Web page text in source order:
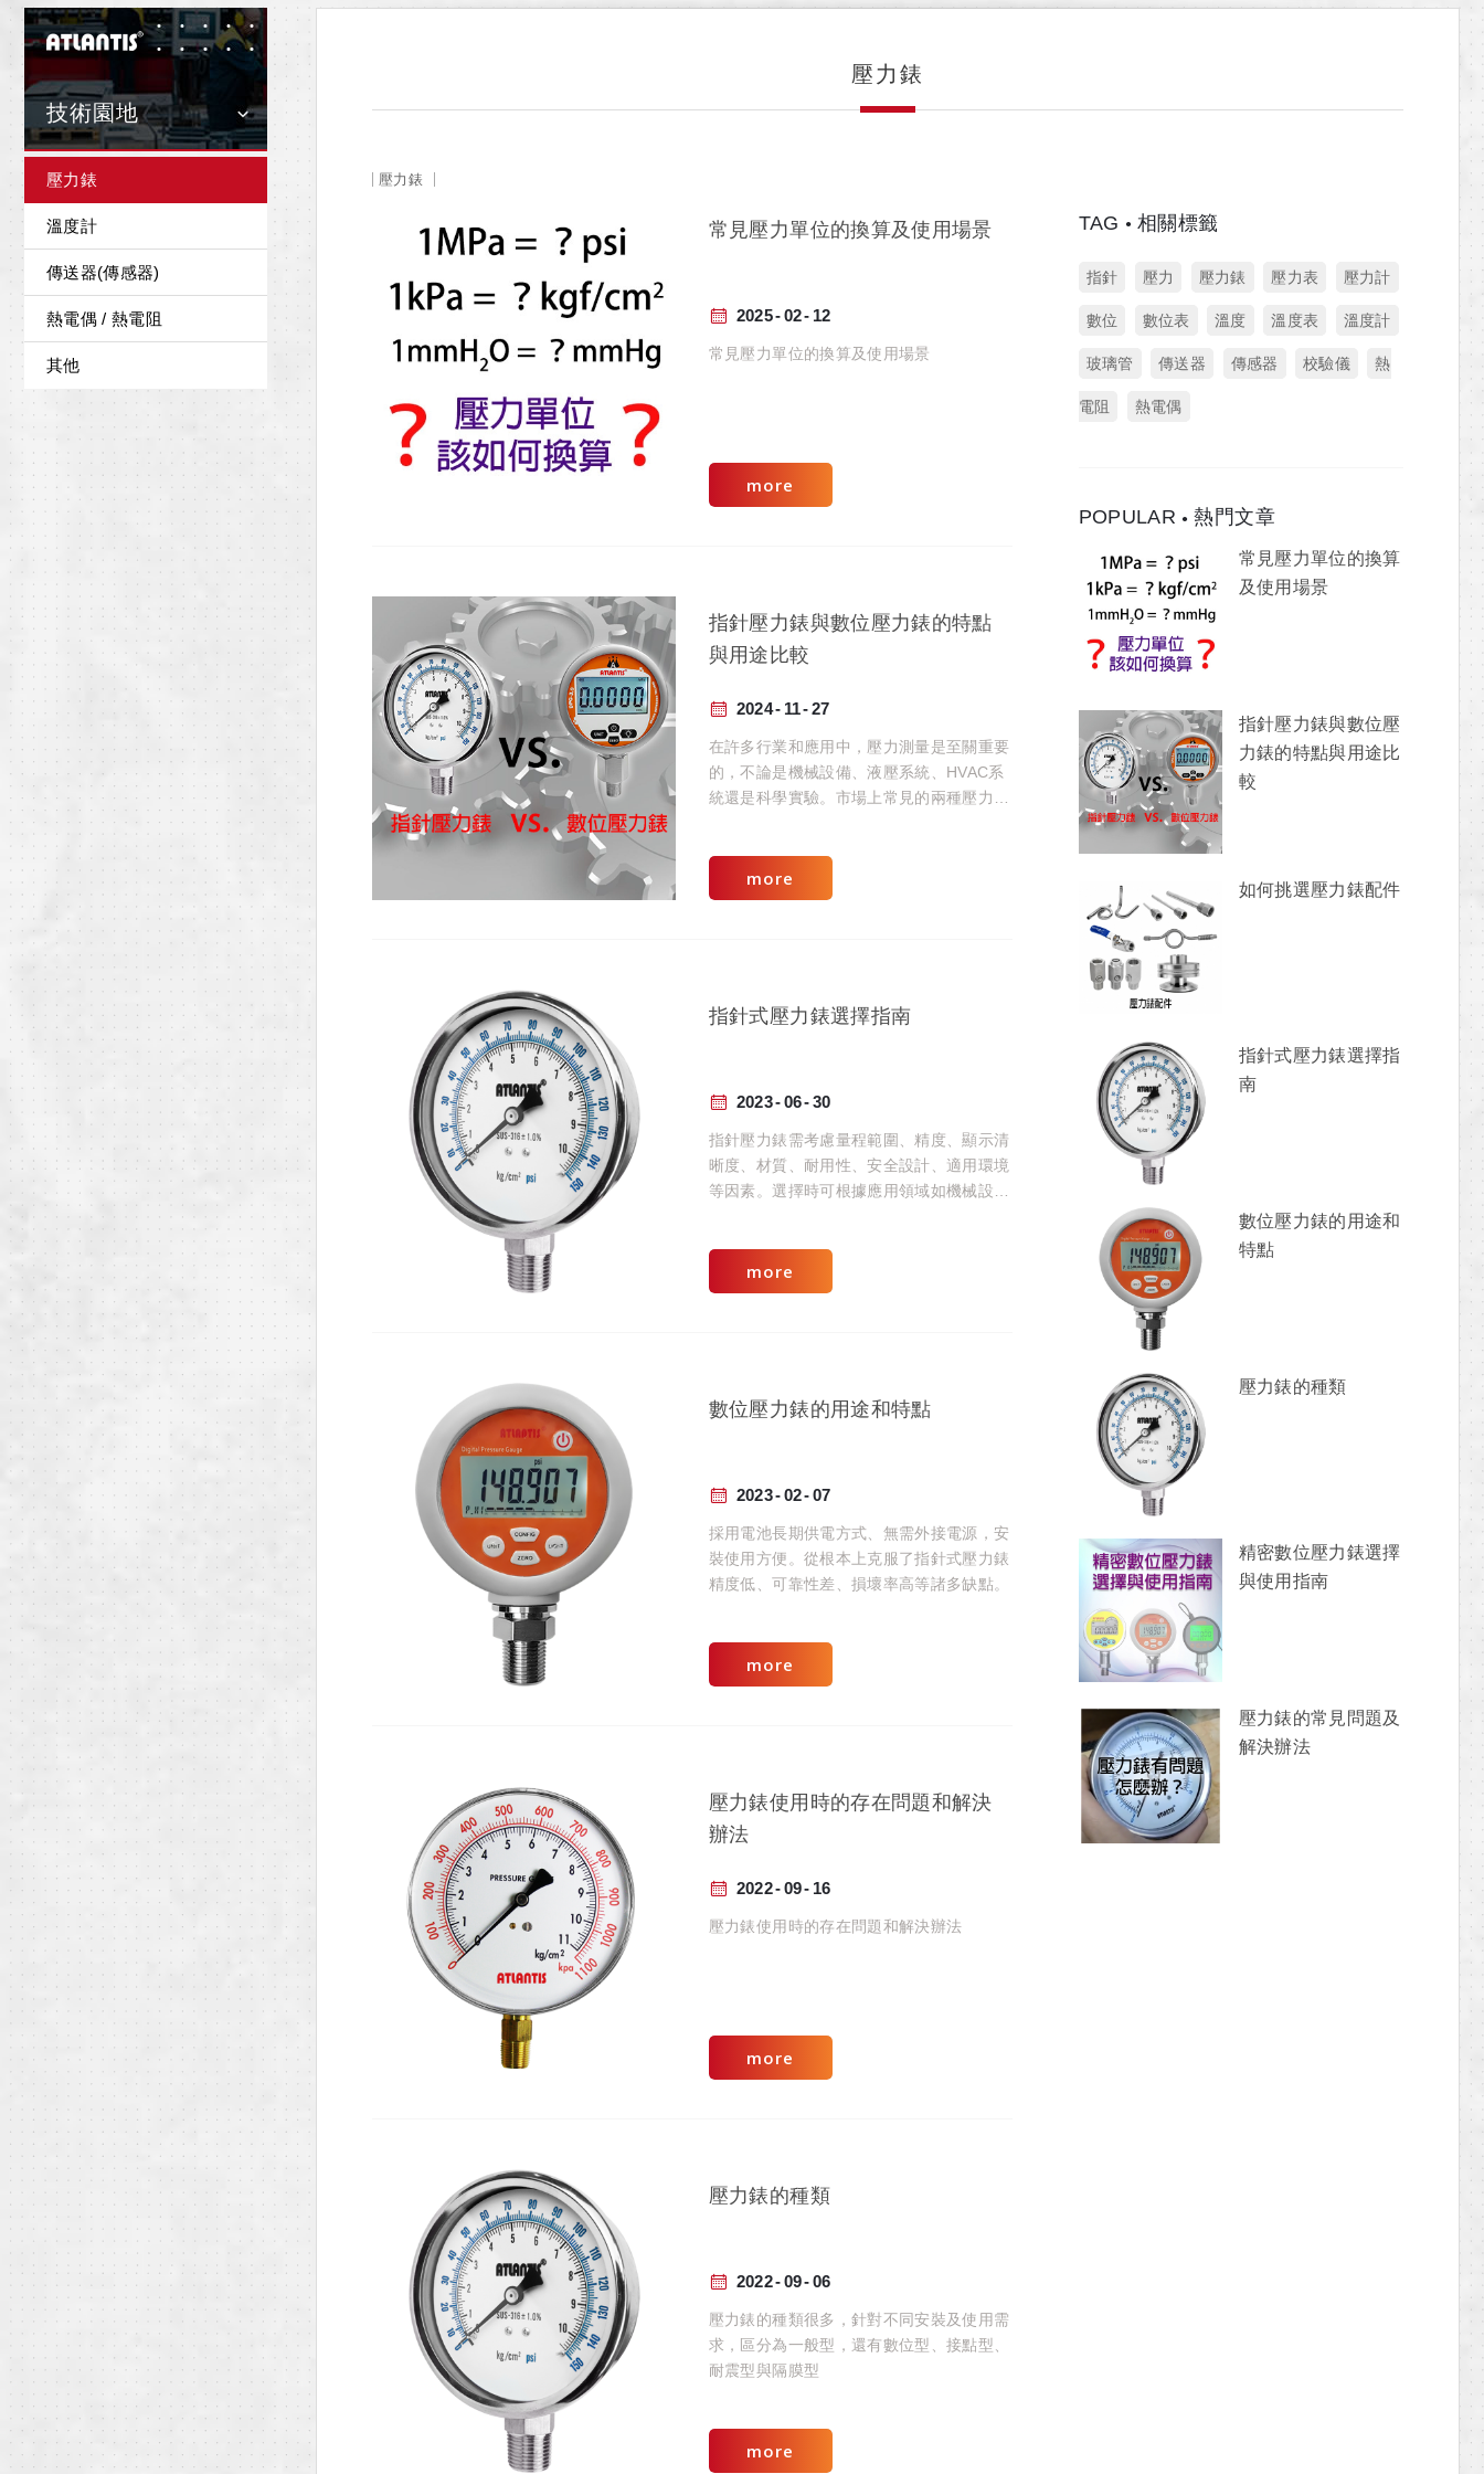
技術園地
壓力錶
溫度計
傳送器(傳感器)
熱電偶 / 熱電阻
其他
壓力錶
壓力錶
12
02
2025
常見壓力單位的換算及使用場景
常見壓力單位的換算及使用場景
more
27
11
2024
指針壓力錶與數位壓力錶的特點
與用途比較
在許多行業和應用中，壓力測量是至關重要
的，不論是機械設備、液壓系統、HVAC系
統還是科學實驗。市場上常見的兩種壓力測
器能夠提高測量精度並保障系統運行安全。
more
30
06
2023
指針式壓力錶選擇指南
指針壓力錶需考慮量程範圍、精度、顯示清
晰度、材質、耐用性、安全設計、適用環境
等因素。選擇時可根據應用領域如機械設備
專用的壓力錶。
more
07
02
2023
數位壓力錶的用途和特點
採用電池長期供電方式、無需外接電源，安
裝使用方便。從根本上克服了指針式壓力錶
精度低、可靠性差、損壞率高等諸多缺點。
more
16
09
2022
壓力錶使用時的存在問題和解決
辦法
壓力錶使用時的存在問題和解決辦法
more
06
09
2022
壓力錶的種類
壓力錶的種類很多，針對不同安裝及使用需
求，區分為一般型，還有數位型、接點型、
耐震型與隔膜型
more
TAG 相關標籤
指針 壓力 壓力錶 壓力表 壓力計
數位 數位表 溫度 溫度表 溫度計
玻璃管 傳送器 傳感器 校驗儀 熱
電阻 熱電偶
POPULAR 熱門文章
常見壓力單位的換算
及使用場景
指針壓力錶與數位壓
力錶的特點與用途比
較
如何挑選壓力錶配件
指針式壓力錶選擇指
南
數位壓力錶的用途和
特點
壓力錶的種類
精密數位壓力錶選擇
與使用指南
壓力錶的常見問題及
解決辦法